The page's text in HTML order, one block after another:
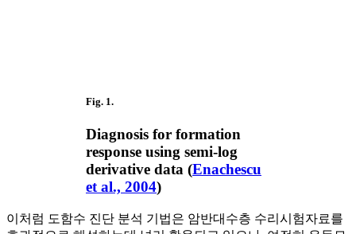
Fig. 1.
Diagnosis for formation
response using semi-log
derivative data (Enachescu
et al., 2004)
이처럼 도함수 진단 분석 기법은 암반대수층 수리시험자료를